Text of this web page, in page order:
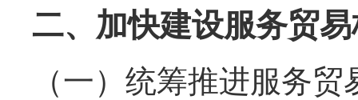
二、加快建设服务贸
（一）统筹推进服务